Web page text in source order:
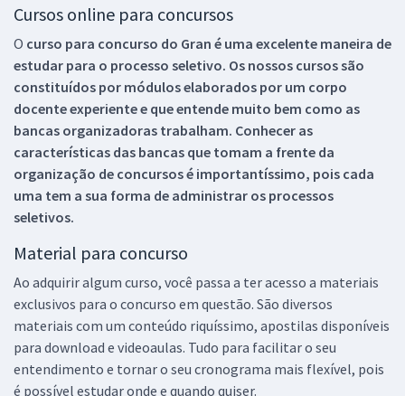
Cursos online para concursos
O curso para concurso do Gran é uma excelente maneira de
estudar para o processo seletivo. Os nossos cursos são
constituídos por módulos elaborados por um corpo
docente experiente e que entende muito bem como as
bancas organizadoras trabalham. Conhecer as
características das bancas que tomam a frente da
organização de concursos é importantíssimo, pois cada
uma tem a sua forma de administrar os processos
seletivos.
Material para concurso
Ao adquirir algum curso, você passa a ter acesso a materiais
exclusivos para o concurso em questão. São diversos
materiais com um conteúdo riquíssimo, apostilas disponíveis
para download e videoaulas. Tudo para facilitar o seu
entendimento e tornar o seu cronograma mais flexível, pois
é possível estudar onde e quando quiser.